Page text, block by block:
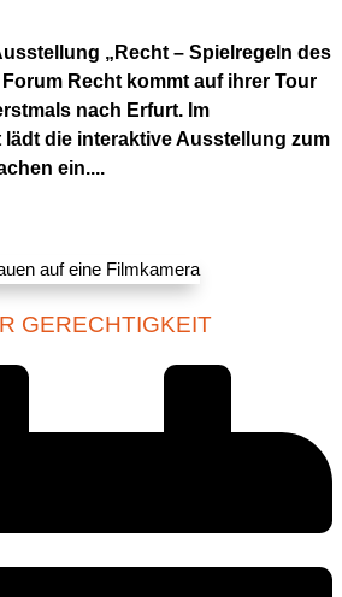
„Recht – Spielregeln des
Recht kommt auf ihrer Tour
nach Erfurt. Im
die interaktive Ausstellung zum
ein....
GERECHTIGKEIT